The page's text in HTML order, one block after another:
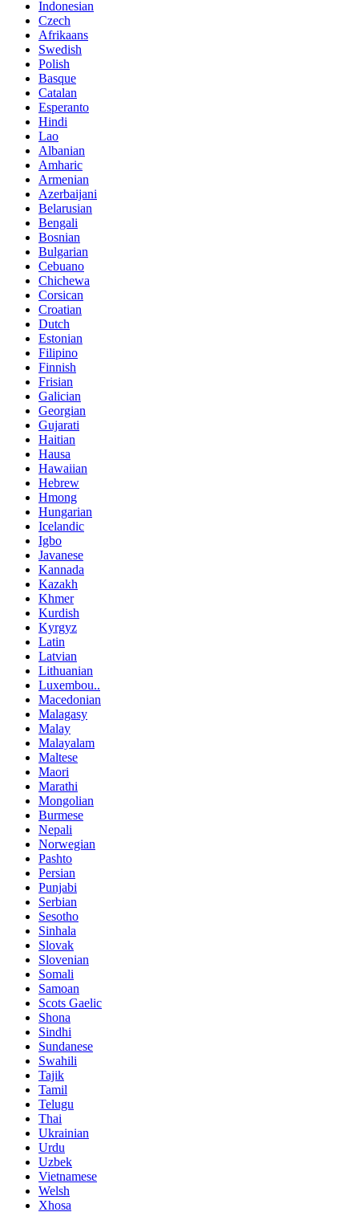
Indonesian
Czech
Afrikaans
Swedish
Polish
Basque
Catalan
Esperanto
Hindi
Lao
Albanian
Amharic
Armenian
Azerbaijani
Belarusian
Bengali
Bosnian
Bulgarian
Cebuano
Chichewa
Corsican
Croatian
Dutch
Estonian
Filipino
Finnish
Frisian
Galician
Georgian
Gujarati
Haitian
Hausa
Hawaiian
Hebrew
Hmong
Hungarian
Icelandic
Igbo
Javanese
Kannada
Kazakh
Khmer
Kurdish
Kyrgyz
Latin
Latvian
Lithuanian
Luxembou..
Macedonian
Malagasy
Malay
Malayalam
Maltese
Maori
Marathi
Mongolian
Burmese
Nepali
Norwegian
Pashto
Persian
Punjabi
Serbian
Sesotho
Sinhala
Slovak
Slovenian
Somali
Samoan
Scots Gaelic
Shona
Sindhi
Sundanese
Swahili
Tajik
Tamil
Telugu
Thai
Ukrainian
Urdu
Uzbek
Vietnamese
Welsh
Xhosa